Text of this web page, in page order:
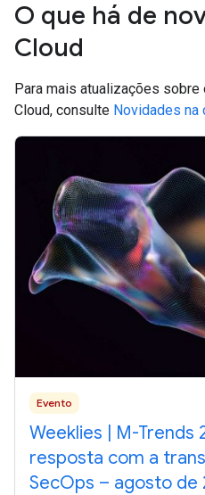
O que há de
Cloud
Para mais atualizações
Cloud, consulte Novidades na
Evento
Weeklies | M-Trends
resposta com a
SecOps – agosto de